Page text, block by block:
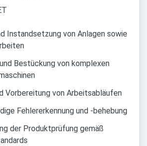
Instandsetzung von Anlagen sowie
Bestückung von komplexen
Vorbereitung von Arbeitsabläufen
Fehlererkennung und -behebung
der Produktprüfung gemäß